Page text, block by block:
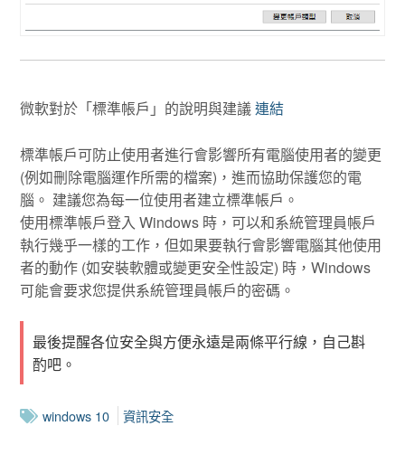
微軟對於「標準帳戶」的說明與建議連結
標準帳戶可防止使用者進行會影響所有電腦使用者的變更
(例如刪除電腦運作所需的檔案)，進而協助保護您的電
腦。 建議您為每一位使用者建立標準帳戶。
使用標準帳戶登入 Windows 時，可以和系統管理員帳戶
執行幾乎一樣的工作，但如果要執行會影響電腦其他使用
者的動作 (如安裝軟體或變更安全性設定) 時，Windows
可能會要求您提供系統管理員帳戶的密碼。
最後提醒各位安全與方便永遠是兩條平行線，自己斟
酌吧。
windows 10 資訊安全